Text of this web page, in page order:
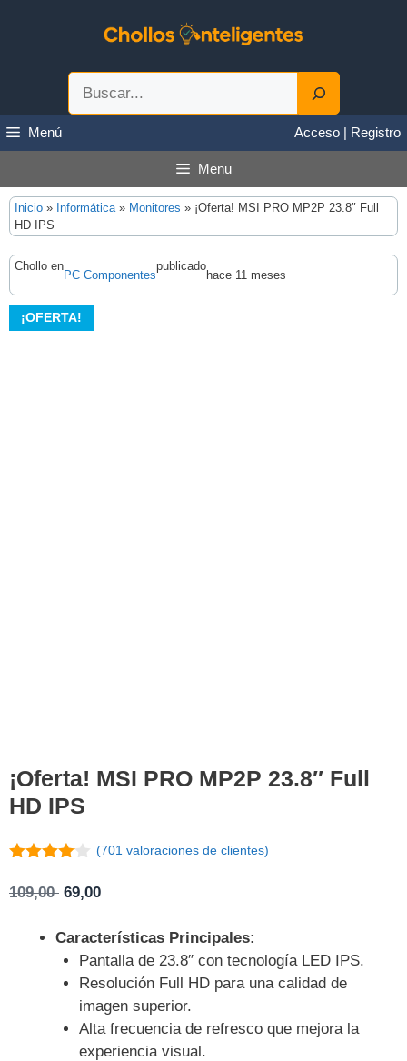
Menú Acceso | Registro
Menu
Inicio » Informática» Monitores » ¡Oferta! MSI PRO MP2P 23.8″ Full
HD IPS
Chollo en
PC Componentes
publicado
hace 11 meses
¡OFERTA!
¡Oferta! MSI PRO MP2P 23.8″ Full
HD IPS
(701 valoraciones de clientes)
109,00 El
original
era:
109,00 .
69,00
actual
es:
69,00 .
Características Principales:
Pantalla de 23.8″ con tecnología LED IPS.
Resolución Full HD para una calidad de
imagen superior.
Alta frecuencia de refresco que mejora la
experiencia visual.